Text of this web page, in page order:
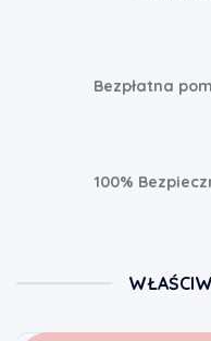
Bezpłatna
100%